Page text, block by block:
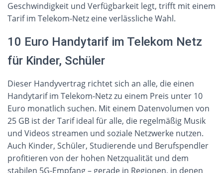
Geschwindigkeit und Verfügbarkeit legt, trifft mit einem
Tarif im Telekom-Netz eine verlässliche Wahl.
10 Euro Handytarif im Telekom Netz
für Kinder, Schüler
Dieser Handyvertrag richtet sich an alle, die einen
Handytarif im Telekom-Netz zu einem Preis unter 10
Euro monatlich suchen. Mit einem Datenvolumen von
25 GB ist der Tarif ideal für alle, die regelmäßig Musik
und Videos streamen und soziale Netzwerke nutzen.
Auch Kinder, Schüler, Studierende und Berufspendler
profitieren von der hohen Netzqualität und dem
stabilen 5G-Empfang – gerade in Regionen, in denen